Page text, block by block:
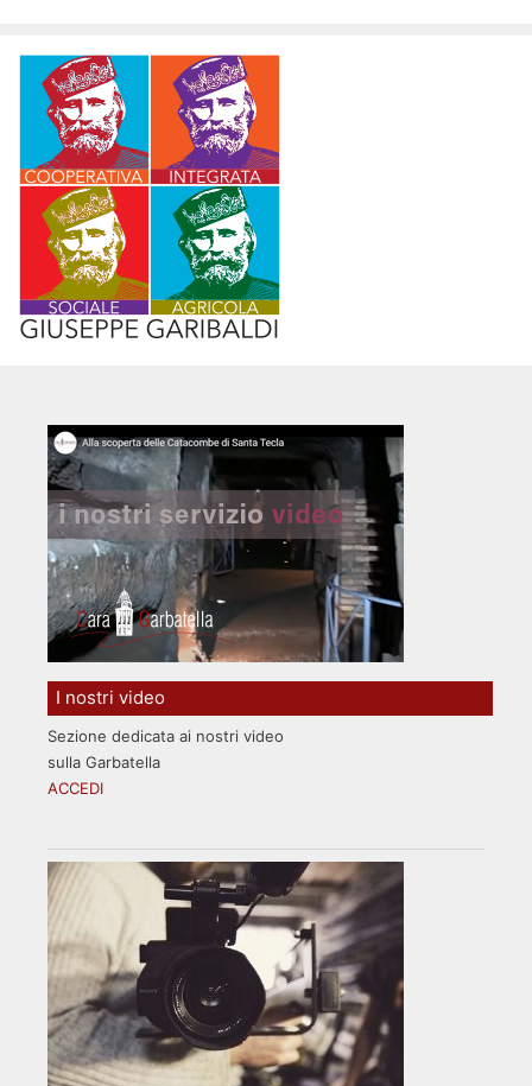
I nostri video
Sezione dedicata ai nostri video
sulla Garbatella
ACCEDI